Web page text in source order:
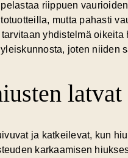
riippuen
mutta pahasti
yhdistelmä
joten niiden
ja katkeilevat, kun
karkaamisen